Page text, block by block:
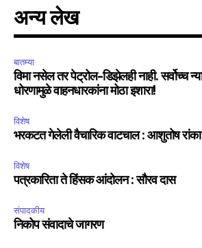
अन्य लेख
बातम्या
विमा नसेल तर पेट्रोल-डिझेलही नाही. सर्वोच्च
धोरणामुळे वाहनधारकांना मोठा इशारा!
विशेष
भरकटत गेलेली वैचारिक वाटचाल : आशुतोष रांका
विशेष
पत्रकारिता ते हिंसक आंदोलन : सौरव दास
संपादकीय
निकोप संवादाचे जागरण